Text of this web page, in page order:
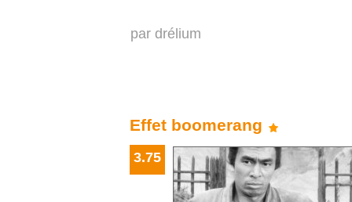
par drélium
Effet boomerang
3.75